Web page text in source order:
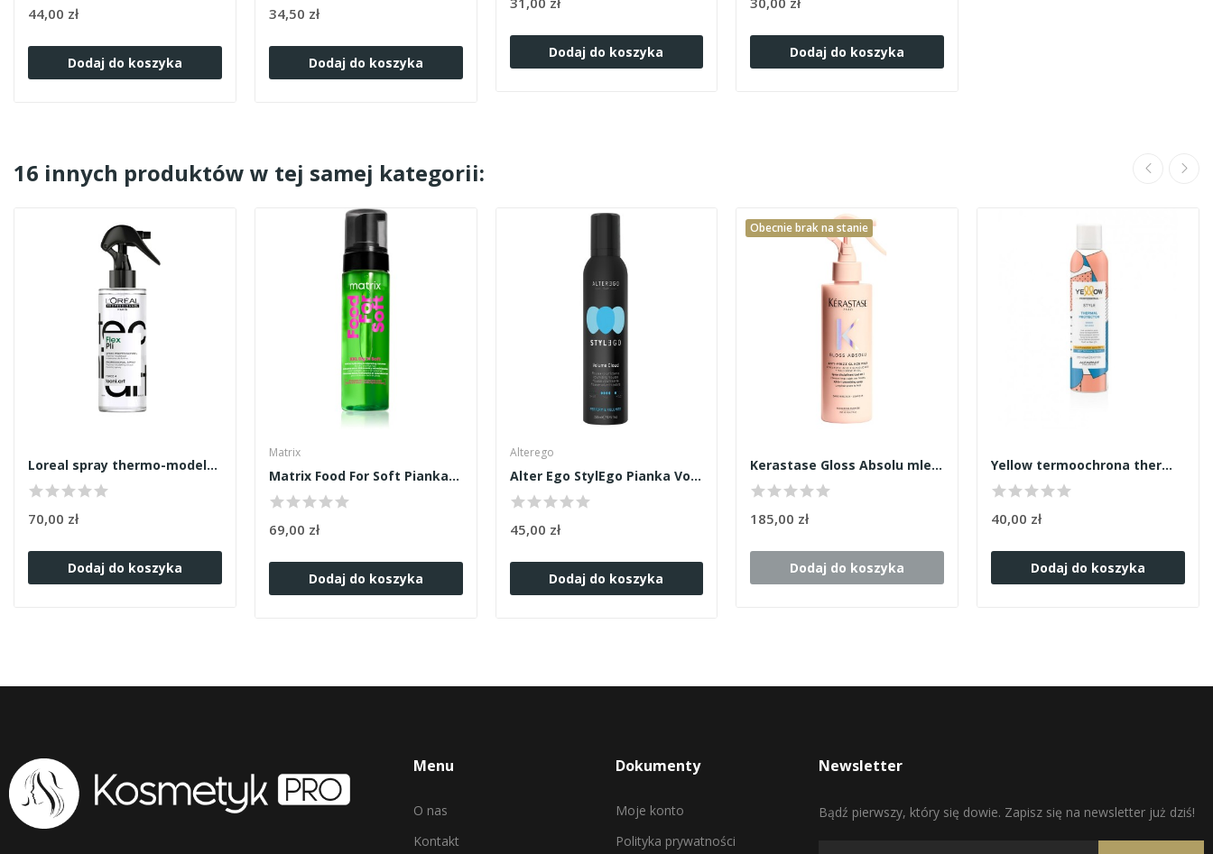
44,00 zł
Dodaj do koszyka
34,50 zł
Dodaj do koszyka
Dodaj do koszyka Dodaj do koszyka
16 innych produktów w tej samej kategorii:
Loreal spray thermo-modelujący Pli 190ml
70,00 zł
Dodaj do koszyka
Matrix
Matrix Food For Soft Pianka 200ml
69,00 zł
Dodaj do koszyka
Alterego
Alter Ego StylEgo Pianka Volume Cloud 250ml
45,00 zł
Dodaj do koszyka
Obecnie brak na stanie
Kerastase Gloss Absolu mleczko 190ml
185,00 zł
Dodaj do koszyka
Yellow termoochrona thermal protector 250ml
40,00 zł
Dodaj do koszyka
Menu
O nas
Kontakt
Dokumenty
Moje konto
Polityka prywatności
Newsletter
Bądź pierwszy, który się dowie. Zapisz się na newsletter już dziś!